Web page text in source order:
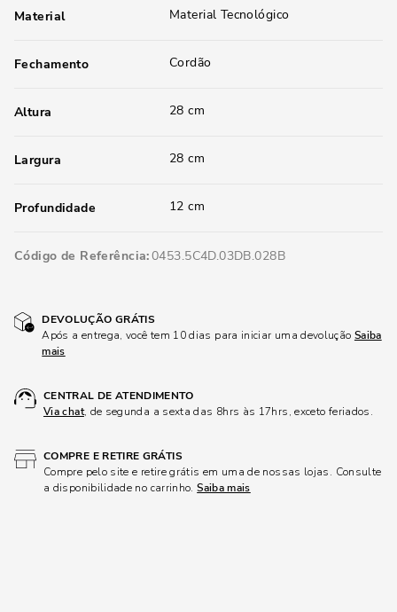
Material Material Tecnológico
Fechamento Cordão
Altura 28 cm
Largura 28 cm
Profundidade 12 cm
Código de Referência 0453.5C4D.03DB.028B
DEVOLUÇÃO GRÁTIS
Após a entrega, você tem 10 dias para iniciar uma devolução Saiba
mais
CENTRAL DE ATENDIMENTO
Via chat, de segunda a sexta das 8hrs às 17hrs, exceto feriados.
COMPRE E RETIRE GRÁTIS
Compre pelo site e retire grátis em uma de nossas lojas. Consulte
a disponibilidade no carrinho.Saiba mais